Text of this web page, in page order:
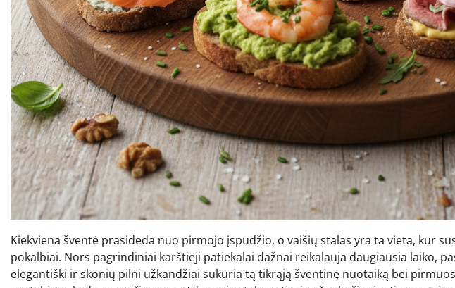
Kiekviena šventė prasideda nuo pirmojo įspūdžio, o vaišių stalas yra ta vieta, kur
pokalbiai. Nors pagrindiniai karštieji patiekalai dažnai reikalauja daugiausia laiko,
elegantiški ir skonių pilni užkandžiai sukuria tą tikrąją šventinę nuotaiką bei